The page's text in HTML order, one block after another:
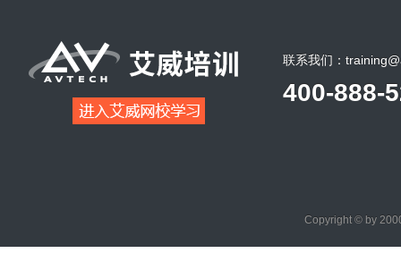
联系我们：
400-888-
Copyright © by